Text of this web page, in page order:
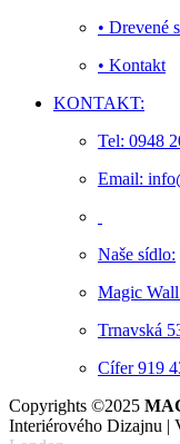
• Drevené
• Kontakt
KONTAKT:
Tel: 0948
Email:
Naše sídlo:
Magic
Trnavská
Cífer 919
Copyrights ©2025
Interiérového Dizajnu |